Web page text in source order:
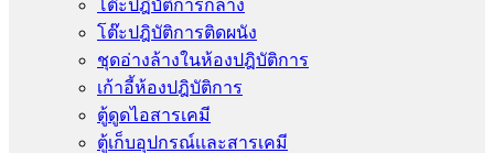
โต๊ะปฎิบัติการกลาง
โต๊ะปฎิบัติการติดผนัง
ชุดอ่างล้างในห้องปฎิบัติการ
เก้าอี้ห้องปฎิบัติการ
ตู้ดูดไอสารเคมี
ตู้เก็บอุปกรณ์เเละสารเคมี